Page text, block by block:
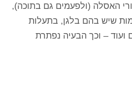
האסלה (ולפעמים גם בתוכה),
שיש בהם בלגן, בתעלות
ועוד – וכך הבעיה נפתרת